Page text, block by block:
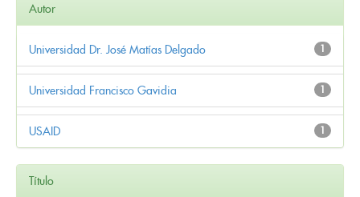
Autor
1
Universidad Dr. José Matías Delgado
1
Universidad Francisco Gavidia
1
USAID
Título